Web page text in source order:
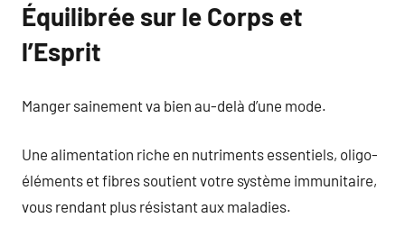
Équilibrée sur le Corps et
l’Esprit
Manger sainement va bien au-delà d’une mode.
Une alimentation riche en nutriments essentiels, oligo-
éléments et fibres soutient votre système immunitaire,
vous rendant plus résistant aux maladies.